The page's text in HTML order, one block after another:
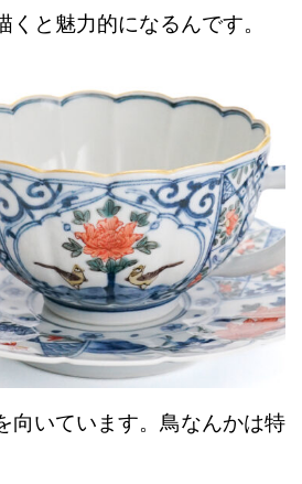
くと魅力的になるんです。
向いています。鳥なんかは特